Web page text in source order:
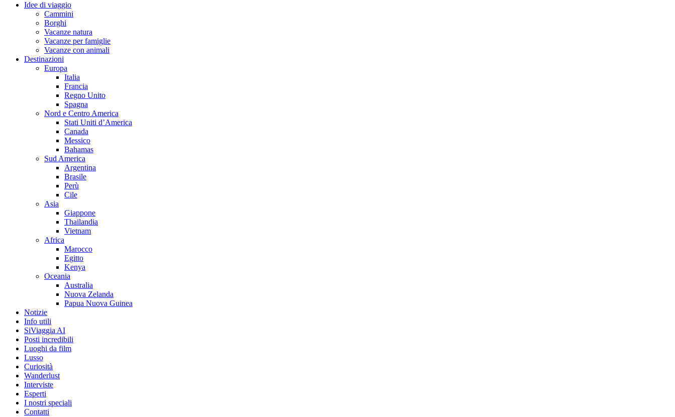
Idee di viaggio
Cammini
Borghi
Vacanze natura
Vacanze per famiglie
Vacanze con animali
Destinazioni
Europa
Italia
Francia
Regno Unito
Spagna
Nord e Centro America
Stati Uniti d’America
Canada
Messico
Bahamas
Sud America
Argentina
Brasile
Perù
Cile
Asia
Giappone
Thailandia
Vietnam
Africa
Marocco
Egitto
Kenya
Oceania
Australia
Nuova Zelanda
Papua Nuova Guinea
Notizie
Info utili
SiViaggia AI
Posti incredibili
Luoghi da film
Lusso
Curiosità
Wanderlust
Interviste
Esperti
I nostri speciali
Contatti